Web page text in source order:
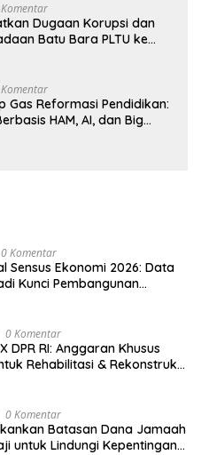
Dugaan Korupsi dan
Batu Bara PLTU ke
Gas Reformasi Pendidikan:
HAM, AI, dan Big
0 Komentar
Sensus Ekonomi 2026: Data
Kunci Pembangunan
0 Komentar
DPR RI: Anggaran Khusus
Rehabilitasi & Rekonstruksi
0 Komentar
Batasan Dana Jamaah
untuk Lindungi Kepentingan